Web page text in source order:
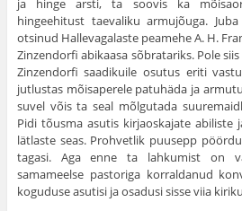
ja hinge arsti, ta soovis ka
hingeehitust taevaliku armujõuga.
otsinud Hallevagalaste peamehe A. H.
Zinzendorfi abikaasa sõbratariks. Pole
Zinzendorfi saadikuile osutus eriti
jutlustas mõisaperele patuhäda ja
suvel võis ta seal mõlgutada
Pidi tõusma asutis kirjaoskajate abiliste
lätlaste seas. Prohvetlik puusepp
tagasi. Aga enne ta lahkumist on
samameelse pastoriga korraldanud
koguduse asutisi ja osadusi sisse viia